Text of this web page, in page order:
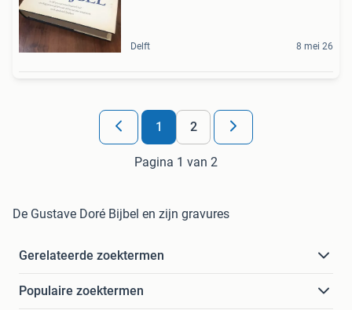
Delft 8 mei 26
1 2
Pagina 1 van 2
De Gustave Doré Bijbel en zijn gravures
Gerelateerde zoektermen
Populaire zoektermen